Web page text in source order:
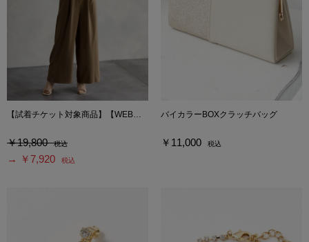
【試着チケット対象商品】【WEB限定】サテンオフショルダーワイドパンツ
￥19,800 税込
→ ￥7,920 税込
バイカラーBOXクラッチバッグ
￥11,000 税込